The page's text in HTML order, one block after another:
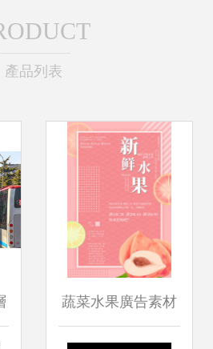
產品列表
蔬菜水果廣告素材